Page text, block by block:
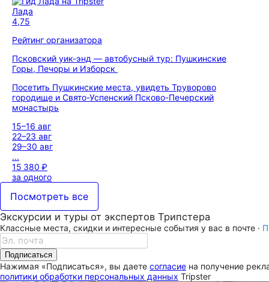
Лада
4,75
Рейтинг организатора
Псковский уик-энд — автобусный тур: Пушкинские
Горы, Печоры и Изборск
Посетить Пушкинские места, увидеть Труворово
городище и Свято-Успенский Псково-Печерский
монастырь
15–16 авг
22–23 авг
29–30 авг
...
15 380 ₽
за одного
Посмотреть все
Экскурсии и туры от экспертов Трипстера
Классные места, скидки и интересные события у вас в почте ·
Подписаться
Нажимая «Подписаться», вы даете согласие на получение
политики обработки персональных данных Tripster